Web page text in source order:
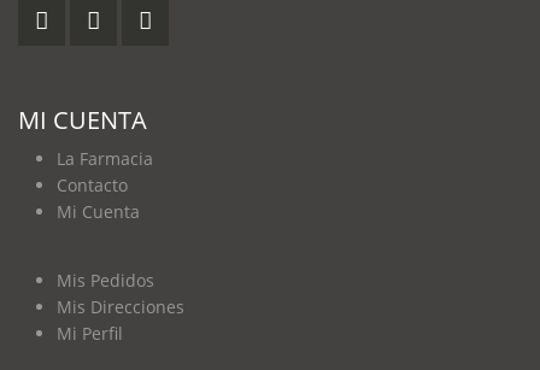
MI CUENTA
La Farmacia
Contacto
Mi Cuenta
Mis Pedidos
Mis Direcciones
Mi Perfil